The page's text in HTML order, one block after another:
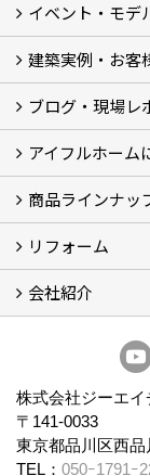
イベント・モデ
イベント
モデルハウス
建築実例・お客
建築実例
お客様の声
ブログ・現場レ
ブログ
現場レポート
アイフルホーム
アイフルホー
商品ラインナッ
商品ラインナッ
リフォーム
まるごと断熱リ
イベント情報
施工事例
会社紹介
スタッフ紹介
個人情報保護方
株式会社ジーエイ
〒141-0033
東京都品川区西
TEL： 050ｰ1791ｰ